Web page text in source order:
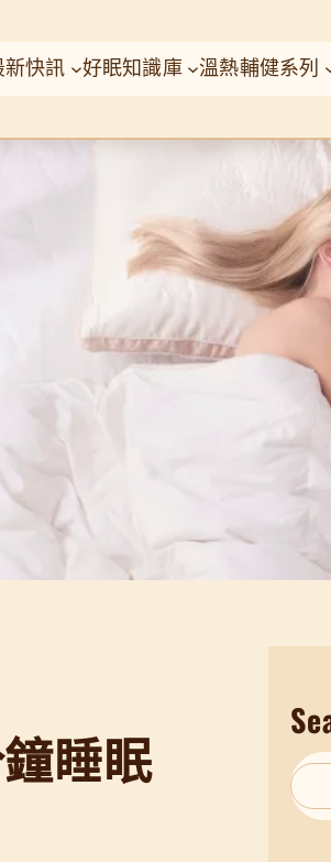
新快訊 好眠知識庫 溫熱輔健系列
睡眠
S
e